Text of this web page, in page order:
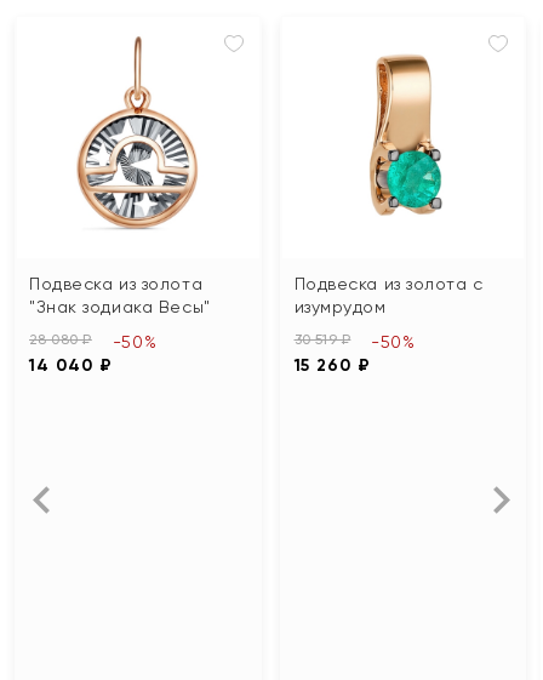
Подвеска из золота
"Знак зодиака Весы"
28 080 ₽
14 040 ₽
-50%
Подвеска из золота с
изумрудом
30 519 ₽
15 260 ₽
-50%